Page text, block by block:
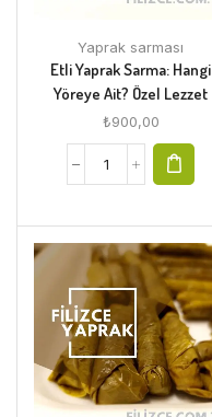
Yaprak sarması
Etli Yaprak Sarma: Hangi
Yöreye Ait? Özel Lezzet
₺900,00